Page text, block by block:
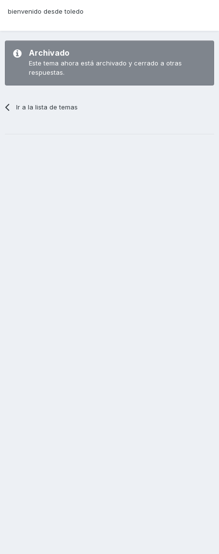
bienvenido desde toledo
Archivado
Este tema ahora está archivado y cerrado a otras
respuestas.
Ir a la lista de temas